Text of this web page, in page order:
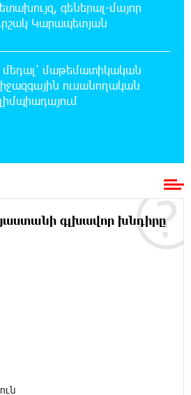
2026
է շարունակել Հայաստանի
2026
բնակչության թիվը շուրջ 7
ավելացել է
ի հրամանատարական կետերի
2026
է պահանջարկ չունեցող
գեներալ-մայոր
Կարապետյան
մեդալ՝ մաթեմատիկական
ուսանողական
գլխավոր խնդիրը